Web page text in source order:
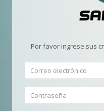
Por favor ingrese sus